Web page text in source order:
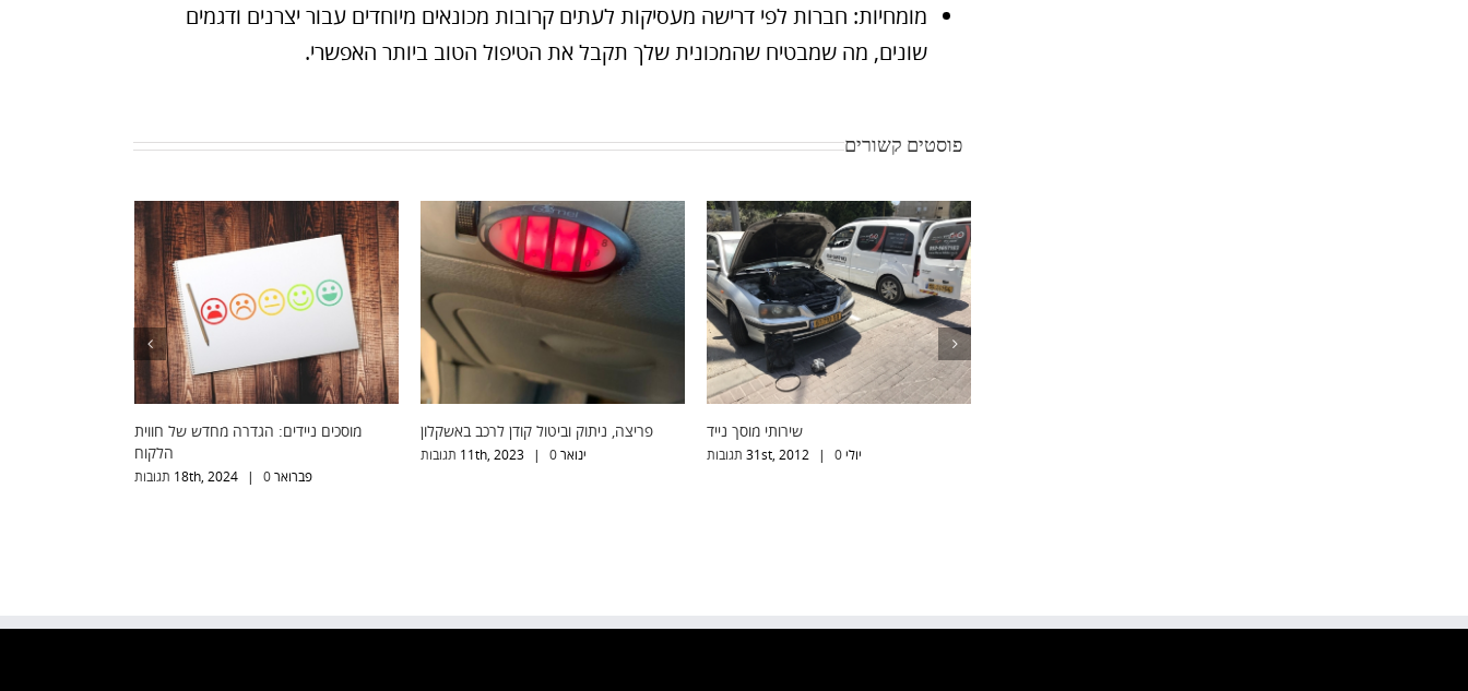
מומחיות: חברות לפי דרישה מעסיקות לעתים קרובות מכונאים מיוחדים עבור יצרנים ודגמים
שונים, מה שמבטיח שהמכונית שלך תקבל את הטיפול הטוב ביותר האפשרי.
פוסטים קשורים
מוסכים ניידים: הגדרה מחדש של חווית
פברואר 18th, 2024 | 0 תגובות
פריצה, ניתוק וביטול קודן לרכב באשקלון
ינואר 11th, 2023 | 0 תגובות
שירותי מוסך נייד
יולי 31st, 2012 | 0 תגובות